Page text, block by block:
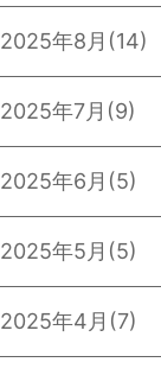
2025年8月 (14)
2025年7月 (9)
2025年6月 (5)
2025年5月 (5)
2025年4月 (7)